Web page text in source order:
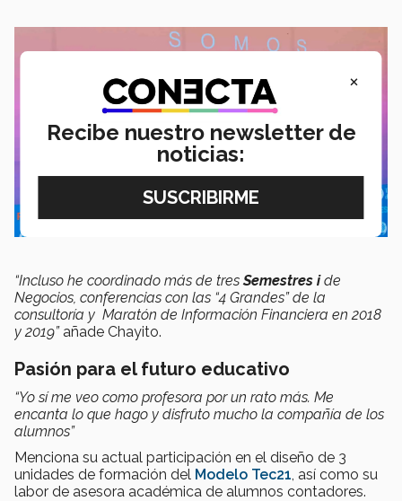
“Incluso he coordinado más de tresSemestres ide
Negocios, conferencias con las “4 Grandes” de la
consultoría y Maratón de Información Financiera en 2018
y 2019”añade Chayito.
Pasión para el futuro educativo
“Yo sí me veo como profesora por un rato más. Me
encanta lo que hago y disfruto mucho la compañía de los
alumnos”
Menciona su actual participación en el diseño de 3
unidades de formación del Modelo Tec21 , así como su
labor de asesora académica de alumnos contadores.
×
Recibe nuestro newsletter de
noticias: